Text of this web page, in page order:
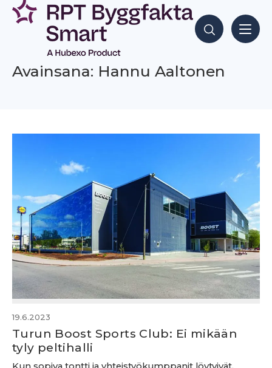
Siirry
sisältöön
Hae sisältöjä
Avainsana: Hannu Aaltonen
19.6.2023
Turun Boost Sports Club: Ei mikään
tyly peltihalli